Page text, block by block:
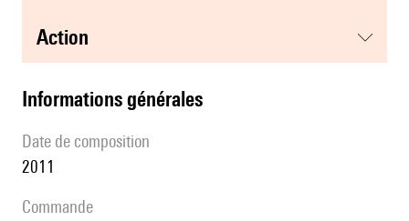
action
informations générales
date de composition
2011
Commande